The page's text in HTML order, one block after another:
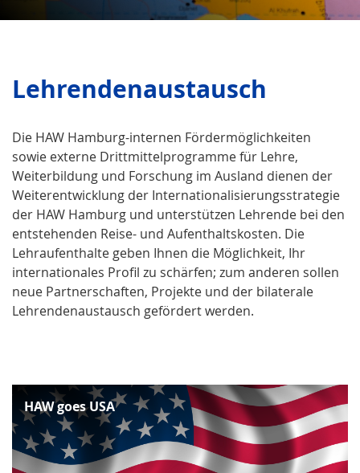
Lehrendenaustausch
Die HAW Hamburg-internen Fördermöglichkeiten
sowie externe Drittmittelprogramme für Lehre,
Weiterbildung und Forschung im Ausland dienen der
Weiterentwicklung der Internationalisierungsstrategie
der HAW Hamburg und unterstützen Lehrende bei den
entstehenden Reise- und Aufenthaltskosten. Die
Lehraufenthalte geben Ihnen die Möglichkeit, Ihr
internationales Profil zu schärfen; zum anderen sollen
neue Partnerschaften, Projekte und der bilaterale
Lehrendenaustausch gefördert werden.
HAW goes USA